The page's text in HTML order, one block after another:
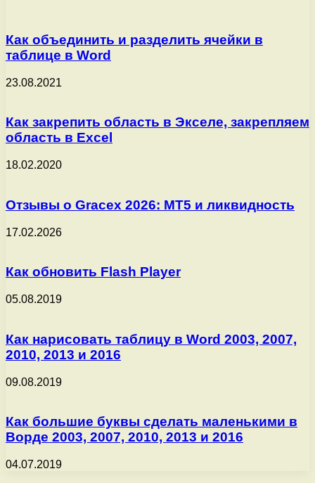
Как объединить и разделить ячейки в
таблице в Word
23.08.2021
Как закрепить область в Экселе, закрепляем
область в Excel
18.02.2020
Отзывы о Gracex 2026: MT5 и ликвидность
17.02.2026
Как обновить Flash Player
05.08.2019
Как нарисовать таблицу в Word 2003, 2007,
2010, 2013 и 2016
09.08.2019
Как большие буквы сделать маленькими в
Ворде 2003, 2007, 2010, 2013 и 2016
04.07.2019